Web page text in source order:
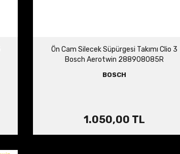
Ön Cam Silecek Süpürgesi Takımı Clio 3
Bosch Aerotwin 288908085R
BOSCH
1.050,00 TL